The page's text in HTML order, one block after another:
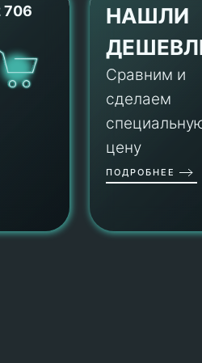
706
НАШЛИ
Сравним и
сделаем
цену
ПОДРОБНЕЕ